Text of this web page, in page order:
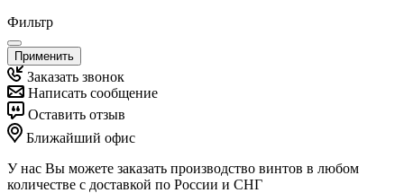
Фильтр
Применить
Заказать звонок
Написать сообщение
Оставить отзыв
Ближайший офис
У нас Вы можете заказать производство винтов в любом
количестве с доставкой по России и СНГ